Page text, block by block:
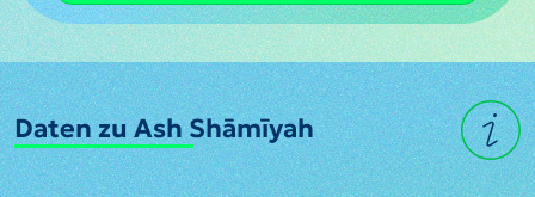
Daten zu Ash Shāmīyah